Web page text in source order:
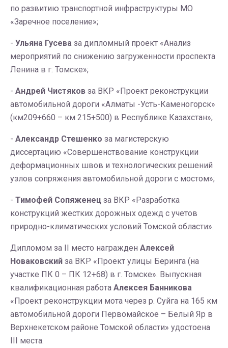
по развитию транспортной инфраструктуры МО
«Заречное поселение»;
- Ульяна Гусева за дипломный проект «Анализ
мероприятий по снижению загруженности проспекта
Ленина в г. Томске»;
- Андрей Чистяков за ВКР «Проект реконструкции
автомобильной дороги «Алматы -Усть-Каменогорск»
(км209+660 – км 215+500) в Республике Казахстан»;
- Александр Стешенко за магистерскую
диссертацию «Совершенствование конструкции
деформационных швов и технологических решений
узлов сопряжения автомобильной дороги с мостом»;
- Тимофей Сопяженец за ВКР «Разработка
конструкций жестких дорожных одежд с учетов
природно-климатических условий Томской области».
Дипломом за II место награжден Алексей
Новаковский за ВКР «Проект улицы Беринга (на
участке ПК 0 – ПК 12+68) в г. Томске». Выпускная
квалификационная работа Алексея Банникова
«Проект реконструкции мота через р. Суйга на 165 км
автомобильной дороги Первомайское – Белый Яр в
Верхнекетском районе Томской области» удостоена
III места.